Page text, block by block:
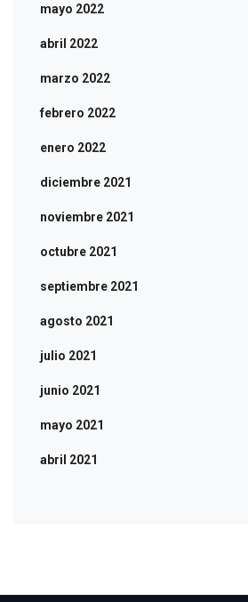
mayo 2022
abril 2022
marzo 2022
febrero 2022
enero 2022
diciembre 2021
noviembre 2021
octubre 2021
septiembre 2021
agosto 2021
julio 2021
junio 2021
mayo 2021
abril 2021